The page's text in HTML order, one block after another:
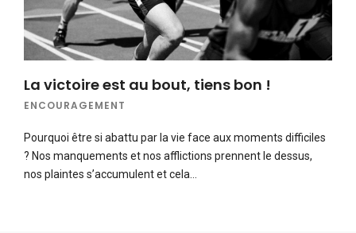
La victoire est au bout, tiens bon !
ENCOURAGEMENT
Pourquoi être si abattu par la vie face aux moments difficiles
? Nos manquements et nos afflictions prennent le dessus,
nos plaintes s’accumulent et cela…